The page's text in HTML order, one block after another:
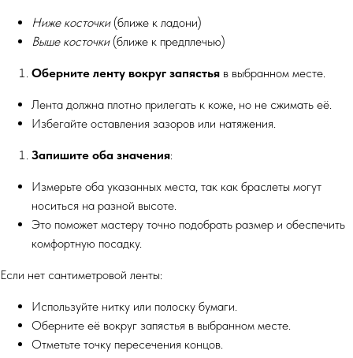
Ниже косточки(ближе к ладони)
Выше косточки(ближе к предплечью)
Оберните ленту вокруг запястья в выбранном месте.
Лента должна плотно прилегать к коже, но не сжимать её.
Избегайте оставления зазоров или натяжения.
Запишите оба значения:
Измерьте оба указанных места, так как браслеты могут
носиться на разной высоте.
Это поможет мастеру точно подобрать размер и обеспечить
комфортную посадку.
Если нет сантиметровой ленты:
Используйте нитку или полоску бумаги.
Оберните её вокруг запястья в выбранном месте.
Отметьте точку пересечения концов.